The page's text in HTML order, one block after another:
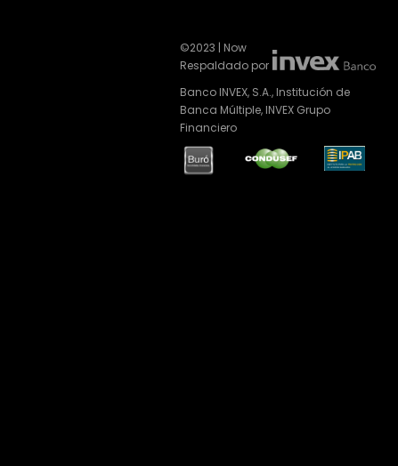
©2023 | Now
Respaldado por
Banco INVEX, S.A., Institución de
Banca Múltiple, INVEX Grupo
Financiero